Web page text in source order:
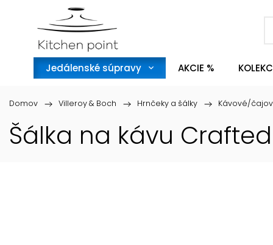
Jedálenské súpravy AKCIE %
Domov / Villeroy & Boch / Hrnčeky a šálky / Kávové/
Šálka na kávu